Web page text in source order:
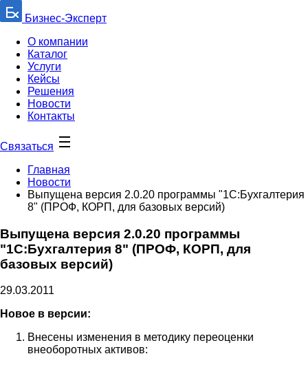
Бизнес-Эксперт
О компании
Каталог
Услуги
Кейсы
Решения
Новости
Контакты
Связаться
Главная
Новости
Выпущена версия 2.0.20 программы "1С:Бухгалтерия
8" (ПРОФ, КОРП, для базовых версий)
Выпущена версия 2.0.20 программы
"1С:Бухгалтерия 8" (ПРОФ, КОРП, для
базовых версий)
29.03.2011
Новое в версии:
Внесены изменения в методику переоценки
внеоборотных активов: